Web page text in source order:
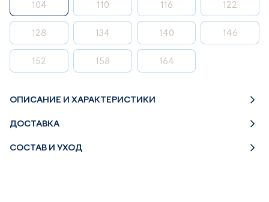
104 110 116 122
128 134 140 146
152 158 164
ОПИСАНИЕ И ХАРАКТЕРИСТИКИ
ДОСТАВКА
СОСТАВ И УХОД